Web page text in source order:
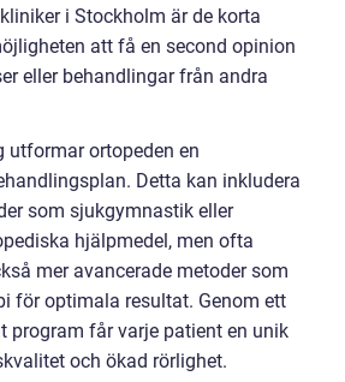
i Stockholm är de korta
att få en second opinion
eller behandlingar från andra
utformar ortopeden en
Detta kan inkludera
som sjukgymnastik eller
hjälpmedel, men ofta
mer avancerade metoder som
för optimala resultat. Genom ett
program får varje patient en unik
och ökad rörlighet.